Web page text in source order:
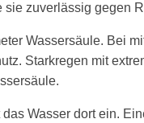
zuverlässig gegen
Wassersäule. Bei
Starkregen mit
Wasser dort ein.